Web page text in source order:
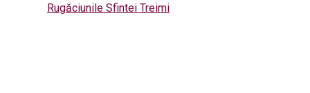
Rugăciunile Sfintei Treimi